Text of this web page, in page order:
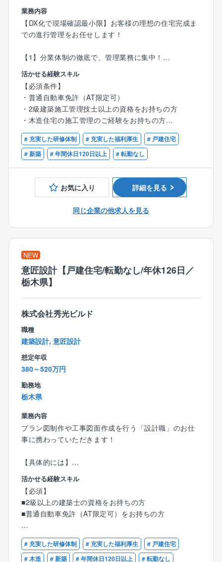
＼教育体制について／
入社後は、建築関係の知識や経験に合わせたOJTで仕
事を教えます。
検査課のリーダーや課長がいる店舗にて、1カ月程OJT
研修を実施。
少しずつ一人での検査業務をお任せしていき、独り立
ち後も先輩や上司がしっかりフォローするので、安心
して業務をスタートできます！
＼検査職のポイント／
★力仕事も急な呼び出しもほとんどなし
★体力的に無理なく働ける仕事！
★検査写真格納アプリを活用で効率的
業務量もコントロールしているため残業もほぼなく
プライベートの時間を大切にできます。
業務内容
【DX化で現場確認最小限】お客様の理想の住宅完成ま
での進行管理をお任せします！
【1】分業体制の徹底で、管理業務に集中！
・営業：着工前までの打ち合わせ対応
・インテリアコーディネーター：プレゼン資料作成
・メンテナンス担当：引き渡し後のフォロー
…と分業制のため、施工管理は【原価・工程・品質・
安全管理】に注力できます！
1人あたり、6案件程を担当。1案件あたり平均3カ月～
4カ月程です。
【2】出張は一切なし！
現場は、配属店舗から車で1時間圏内。1日あたり1～2
件ほど回るため、移動の負担も少ない環境です。
【3】システム導入による効率化を進めています！
『ANDPAD』という業務支援システムを導入。現場に
行かなくても施工状況を常に確認でき、チャット機能
で指示を出すことが可能。そのため、残業も少なめで
す。
＜入社後の流れ＞
入社後の研修はOJT研修が中心。
マンツーマンで2カ月程研修を行い、導入研修で業務の
流れや専門用語などを学びます。
現場では、教えてくれるのを待っているだけでは成長
スピードも遅いため、分からないことがあれば積極的
に質問を行う姿勢がとても重要となります。
していきます。毎月2件の完工を目標に、お客様の想い
をカタチにしていきましょう！
＜ここもPOINT＞
★収入もキャリアもアップ
がほとんど。
手当も支給される上、実績や経験に応じてキャリアも
アップ。頑張りが必ず報われる環境です。
さらに、現場の管理1件ごとにインセンティブが支給さ
れるため、担当した分だけ収入がアップしていきま
す。
★効率的に業務を管理
現場の巡回や資料作成・整理など、業務時間を圧迫す
活かせる経験スキル
【必須条件】
・普通自動車免許（AT限定可）
・2級建築施工管理技士以上の資格をお持ちの方
・木造住宅の施工管理のご経験をお持ちの方
【歓迎条件】
・1級建築施工管理をお持ちの方
# 充実した研修体制 # 充実した福利厚生
# 戸建住宅
# 新築
# 年間休日120日以上 # 転勤なし
お気に入り 詳細を見る
同じ企業の他求人を見る
NEW
意匠設計【戸建住宅/転勤なし/年休126日／
栃木県】
株式会社秀光ビルド
職種
建築設計, 意匠設計
想定年収
380～520万円
勤務地
栃木県
業務内容
プラン図制作や工事図面作成を行う「設計職」のお仕
事に携わっていただきます！
【具体的には】
■CADを使った図面作成
■住宅や、小規模建築のプランニング・自由設計・企画
設計
■各所申請業務 など
※分業体制のため、設計業務のみに集中できます！
1人あたりの案件数は10件～15件程を担当。
お客様のご要望をもとに、住宅のコンセプトを決定。
活かせる経験スキル
【必須】
■2級以上の建築士の資格をお持ちの方
■普通自動車免許（AT限定可）をお持ちの方
【優遇条件】
■CADオペレーターのご経験
■建築設計のご経験
# 充実した研修体制 # 充実した福利厚生
# 戸建住宅
# 木造
# 新築 # 年間休日120日以上 # 転勤なし